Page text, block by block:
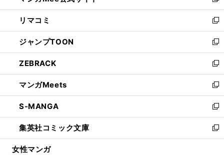
ウ
で
開
く
ン
ド
ウ
で
開
く
ウ
ィ
ン
ド
ウ
で
開
く
し
い
ウ
ィ
ン
ド
ウ
で
開
く
リマコミ
新
し
い
ウ
ィ
ン
ド
ウ
で
開
く
ジャンプTOON
新
し
い
ウ
ィ
ン
ド
ウ
で
開
ZEBRACK
新
し
い
ウ
ィ
ン
ド
ウ
マンガMeets
新
し
い
ウ
ィ
ン
S-MANGA
新
し
い
ウ
集英社コミック文庫
新
し
女性マンガ